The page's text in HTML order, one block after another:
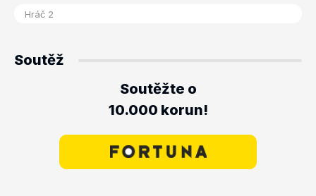
Soutěž
Soutěžte o
10.000 korun!